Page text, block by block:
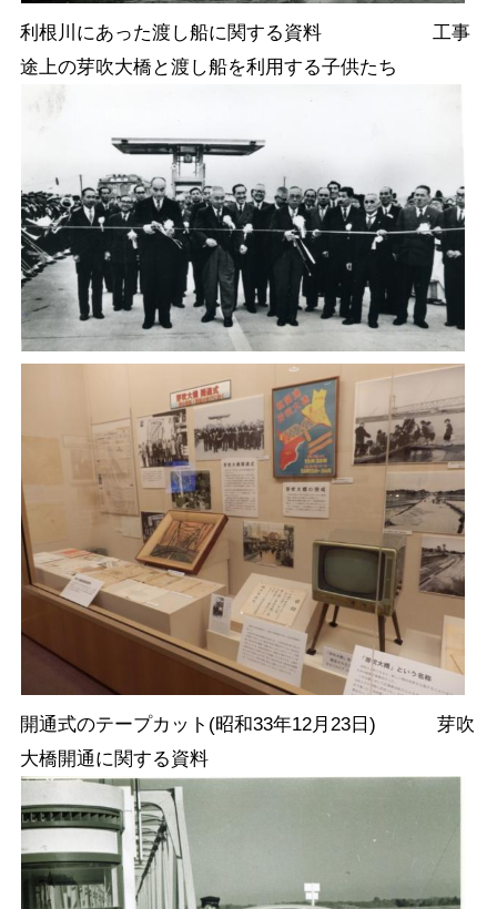
利根川にあった渡し船に関する資料 工事
途上の芽吹大橋と渡し船を利用する子供たち
開通式のテープカット(昭和33年12月23日) 芽吹
大橋開通に関する資料